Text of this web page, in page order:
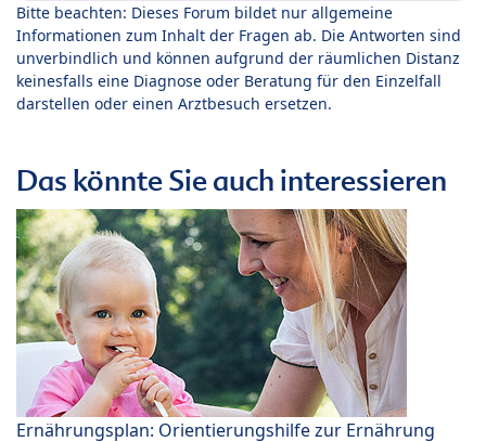
Bitte beachten: Dieses Forum bildet nur allgemeine
Informationen zum Inhalt der Fragen ab. Die Antworten sind
unverbindlich und können aufgrund der räumlichen Distanz
keinesfalls eine Diagnose oder Beratung für den Einzelfall
darstellen oder einen Arztbesuch ersetzen.
Das könnte Sie auch interessieren
Ernährungsplan: Orientierungshilfe zur Ernährung